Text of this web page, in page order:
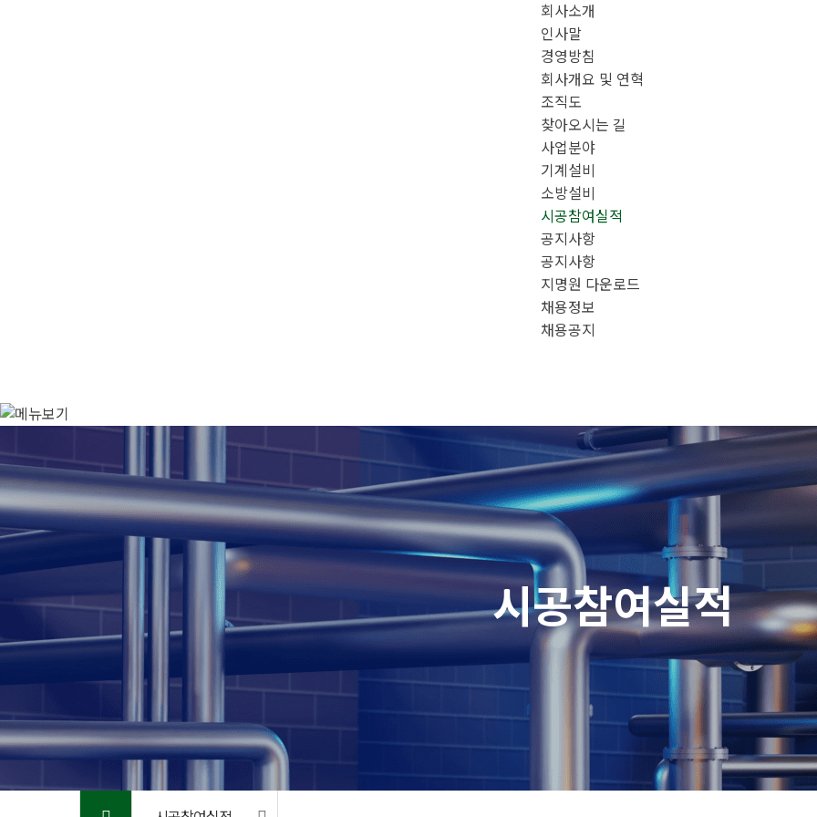
메뉴 건너뛰기
회사소개
인사말
경영방침
회사개요 및 연혁
조직도
찾아오시는 길
사업분야
기계설비
소방설비
시공참여실적
공지사항
공지사항
지명원 다운로드
채용정보
채용공지
시공참여실적